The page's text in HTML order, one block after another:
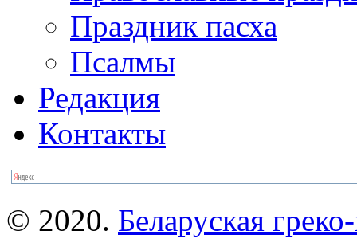
Праздник пасха
Псалмы
Редакция
Контакты
© 2020. Беларуская